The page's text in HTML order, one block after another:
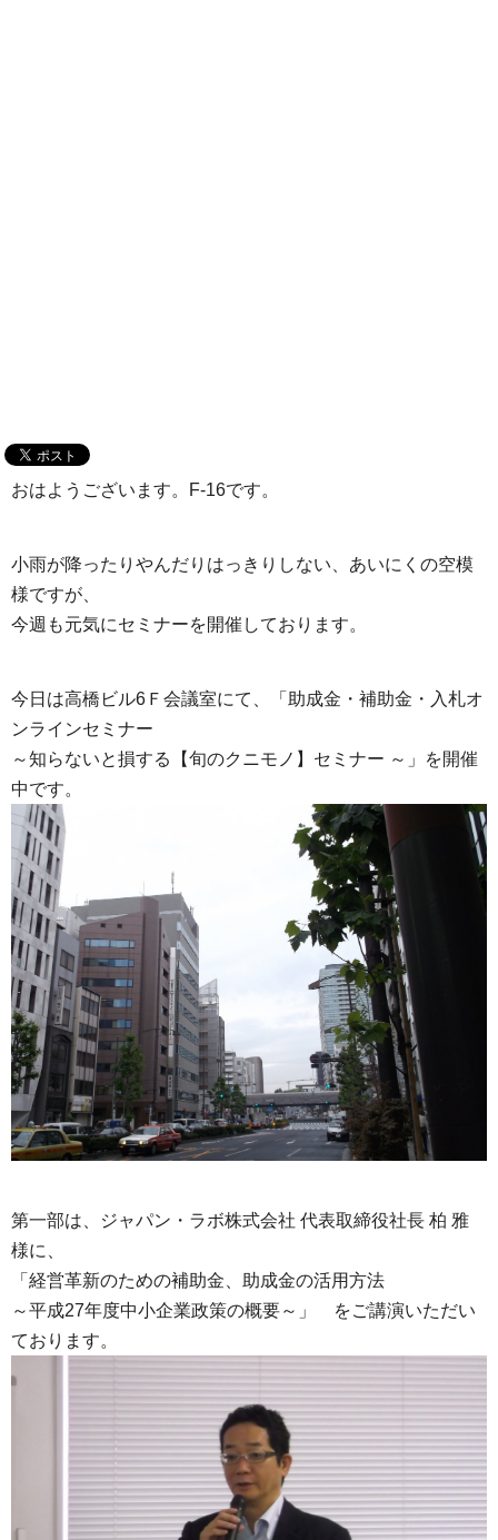
おはようございます。F-16です。
小雨が降ったりやんだりはっきりしない、あいにくの空模
様ですが、
今週も元気にセミナーを開催しております。
今日は高橋ビル6Ｆ会議室にて、「助成金・補助金・入札オ
ンラインセミナー
～知らないと損する【旬のクニモノ】セミナー ～」を開催
中です。
第一部は、ジャパン・ラボ株式会社 代表取締役社長 柏 雅
様に、
「経営革新のための補助金、助成金の活用方法
～平成27年度中小企業政策の概要～」 をご講演いただい
ております。